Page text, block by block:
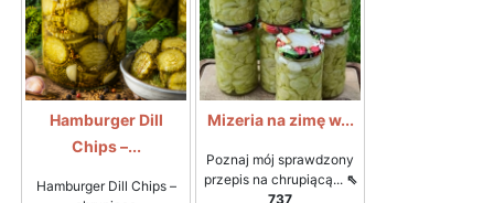
Hamburger Dill
Chips –...
Hamburger Dill Chips –
Mizeria na zimę w...
Poznaj mój sprawdzony
przepis na chrupiącą... ⇖
737